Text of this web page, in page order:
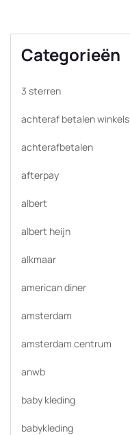
Categorieën
3 sterren
achteraf betalen winkels
achterafbetalen
afterpay
albert
albert heijn
alkmaar
american diner
amsterdam
amsterdam centrum
anwb
baby kleding
babykleding